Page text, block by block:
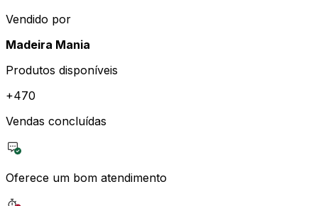
Vendido por
Madeira Mania
Produtos disponíveis
+470
Vendas concluídas
Oferece um bom atendimento